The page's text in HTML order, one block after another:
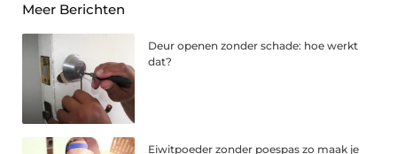
Meer Berichten
Deur openen zonder schade: hoe werkt
dat?
Eiwitpoeder zonder poespas zo maak je